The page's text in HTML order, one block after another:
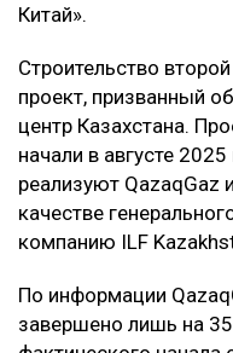
Китай».
Строительство
проект, призванный
центр Казахстана.
начали в августе
реализуют QazaqGaz
качестве
компанию ILF
По информации
завершено лишь на